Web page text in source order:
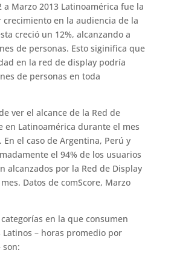
a Marzo 2013 Latinoamérica fue la
crecimiento en la audiencia de la
creció un 12%, alcanzando a
de personas. Esto siginifica que
en la red de display podría
de personas en toda
ver el alcance de la Red de
en Latinoamérica durante el mes
En el caso de Argentina, Perú y
el 94% de los usuarios
alcanzados por la Red de Display
Datos de comScore, Marzo
en la que consumen
– horas promedio por
son: